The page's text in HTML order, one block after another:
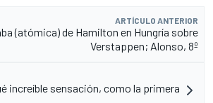
ARTÍCULO ANTERIOR
(atómica) de Hamilton en Hungría sobre
Verstappen; Alonso, 8º
increíble sensación, como la primera